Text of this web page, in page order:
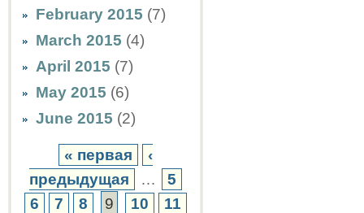
February 2015 (7)
March 2015 (4)
April 2015 (7)
May 2015 (6)
June 2015 (2)
« первая
‹
предыдущая
…
5
6
7 8 9 10
11